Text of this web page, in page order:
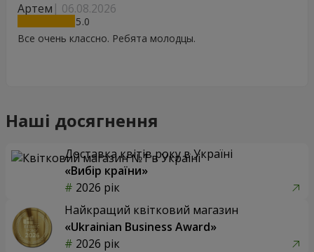
Артем 06.08.2026
5
Все очень классно. Ребята молодцы.
Наші досягнення
Доставка квітів року в Україні
«Вибір країни»
2026 рік
Найкращий квітковий магазин
«Ukrainian Business Award»
2026 рік